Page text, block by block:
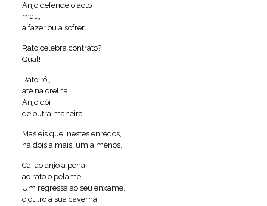
Anjo defende o acto
mau,
a fazer ou a sofrer.
Rato celebra contrato?
Qual!
Rato rói,
até na orelha.
Anjo dói
de outra maneira.
Mas eis que, nestes enredos,
há dois a mais, um a menos.
Cai ao anjo a pena,
ao rato o pelame.
Um regressa ao seu enxame,
o outro à sua caverna.